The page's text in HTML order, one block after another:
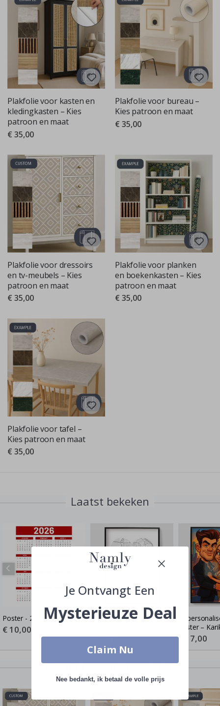
Plakfolie voor kasten en
kledingkasten – Kies
patroon en maat
€ 35,00
Plakfolie voor bureau –
Kies patroon en maat
€ 35,00
Plakfolie voor dressoirs
en tv-meubels – Kies
patroon en maat
€ 35,00
Plakfolie voor planken
en boekenkasten – Kies
patroon en maat
€ 35,00
Plakfolie voor tafel –
Kies patroon en maat
€ 35,00
Laatst bekeken
Poster - 2026 Kalender
Special
Price
€ 10,00
Gepersonaliseerde
Waar de Liefde Begon
Special
€ 17,00
poster –
Cartoon-stijl
poster
Special
Price
€ 17,00
Favorieten van deze week
Je Ontvangt Een
Mysterieuze Deal
Claim Nu
Nee bedankt, ik betaal de volle prijs